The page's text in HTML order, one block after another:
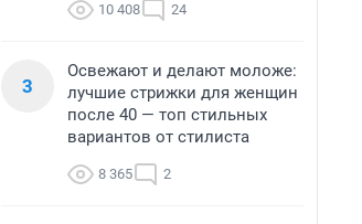
10 408 24
3
Освежают и делают моложе:
лучшие стрижки для женщин
после 40 — топ стильных
вариантов от стилиста
8 365 2